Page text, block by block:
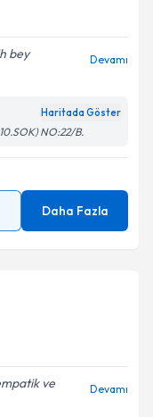
bey
Devamı
Haritada Göster
NO:22/B.
Daha Fazla
ve
Devamı